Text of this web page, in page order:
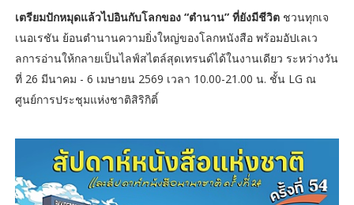
เตรียมปักหมุดแล้วไปอินกับโลกของ “ตำนาน” ที่ยังมีชีวิต ชวนทุกเจ
เนอเรชัน ย้อนตำนานความยิ่งใหญ่ของโลกหนังสือ พร้อมอัปเลเว
ลการอ่านให้กลายเป็นไลฟ์สไตล์สุดเทรนด์ได้ในงานเดียว ระหว่างวัน
ที่ 26 มีนาคม - 6 เมษายน 2569 เวลา 10.00-21.00 น. ชั้น LG ณ
ศูนย์การประชุมแห่งชาติสิริกิติ์